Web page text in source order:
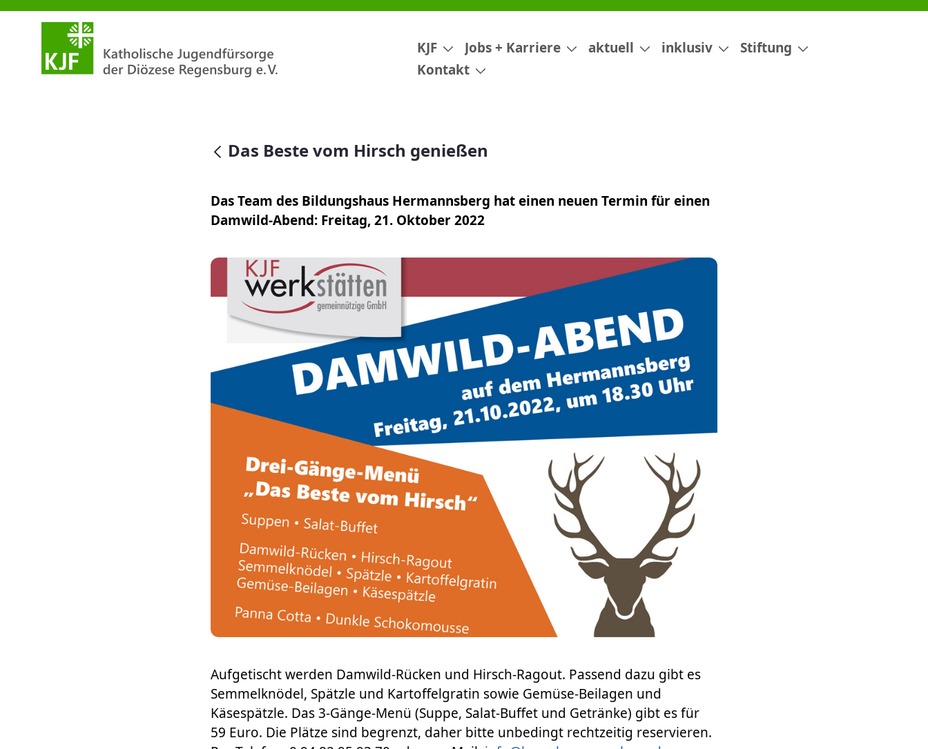
Das Beste vom Hirsch genießen
KJF Jobs + Karriere aktuell inklusiv
Stiftung
Kontakt
null
Das Beste vom Hirsch genießen
Das Team des Bildungshaus Hermannsberg hat einen neuen Termin für einen
Damwild-Abend: Freitag, 21. Oktober 2022
Aufgetischt werden Damwild-Rücken und Hirsch-Ragout. Passend dazu gibt es
Semmelknödel, Spätzle und Kartoffelgratin sowie Gemüse-Beilagen und
Käsespätzle. Das 3-Gänge-Menü (Suppe, Salat-Buffet und Getränke) gibt es für
59 Euro. Die Plätze sind begrenzt, daher bitte unbedingt rechtzeitig reservieren.